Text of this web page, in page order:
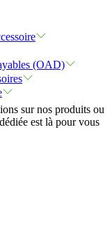
(OAD)
sur nos produits ou
est là pour vous